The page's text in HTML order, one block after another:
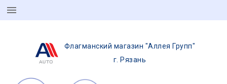
Флагманский магазин "Аллея Групп"
г. Рязань